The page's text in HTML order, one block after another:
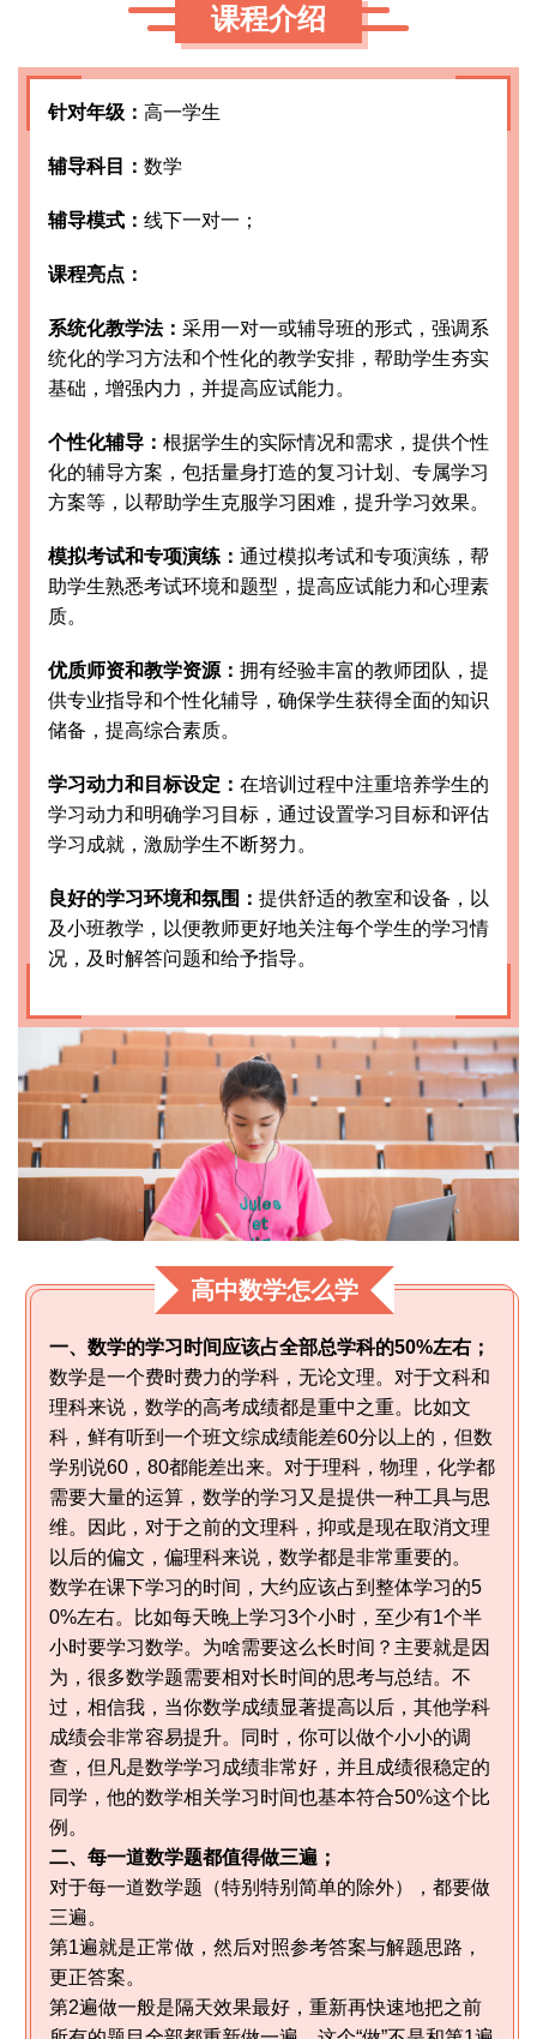
课程介绍
针对年级： 高一学生
辅导科目： 数学
辅导模式： 线下一对一；
课程亮点：
系统化教学法： 采用一对一或辅导班的形式，强调系
统化的学习方法和个性化的教学安排，帮助学生夯实
基础，增强内力，并提高应试能力。
个性化辅导： 根据学生的实际情况和需求，提供个性
化的辅导方案，包括量身打造的复习计划、专属学习
方案等，以帮助学生克服学习困难，提升学习效果。
模拟考试和专项演练： 通过模拟考试和专项演练，帮
助学生熟悉考试环境和题型，提高应试能力和心理素
质。
优质师资和教学资源： 拥有经验丰富的教师团队，提
供专业指导和个性化辅导，确保学生获得全面的知识
储备，提高综合素质。
学习动力和目标设定： 在培训过程中注重培养学生的
学习动力和明确学习目标，通过设置学习目标和评估
学习成就，激励学生不断努力。
良好的学习环境和氛围： 提供舒适的教室和设备，以
及小班教学，以便教师更好地关注每个学生的学习情
况，及时解答问题和给予指导。
高中数学怎么学
一、数学的学习时间应该占全部总学科的50%左右；
数学是一个费时费力的学科，无论文理。对于文科和
理科来说，数学的高考成绩都是重中之重。比如文
科，鲜有听到一个班文综成绩能差60分以上的，但数
学别说60，80都能差出来。对于理科，物理，化学都
需要大量的运算，数学的学习又是提供一种工具与思
维。因此，对于之前的文理科，抑或是现在取消文理
以后的偏文，偏理科来说，数学都是非常重要的。
数学在课下学习的时间，大约应该占到整体学习的5
0%左右。比如每天晚上学习3个小时，至少有1个半
小时要学习数学。为啥需要这么长时间？主要就是因
为，很多数学题需要相对长时间的思考与总结。不
过，相信我，当你数学成绩显著提高以后，其他学科
成绩会非常容易提升。同时，你可以做个小小的调
查，但凡是数学学习成绩非常好，并且成绩很稳定的
同学，他的数学相关学习时间也基本符合50%这个比
例。
二、每一道数学题都值得做三遍；
对于每一道数学题（特别特别简单的除外），都要做
三遍。
第1遍就是正常做，然后对照参考答案与解题思路，
更正答案。
第2遍做一般是隔天效果最好，重新再快速地把之前